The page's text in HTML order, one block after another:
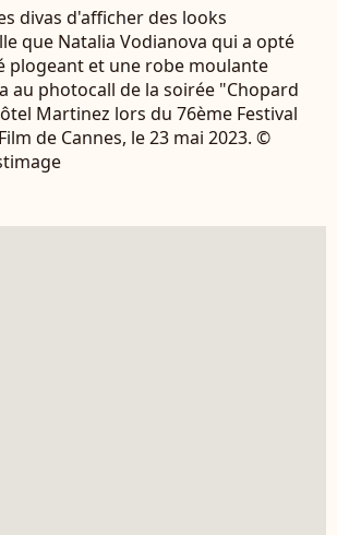
divas d'afficher des looks
que Natalia Vodianova qui a opté
plogeant et une robe moulante
au photocall de la soirée "Chopard
Martinez lors du 76ème Festival
de Cannes, le 23 mai 2023. ©